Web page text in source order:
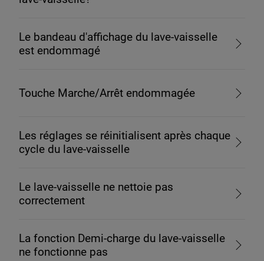
Le bandeau d'affichage du lave-vaisselle
est endommagé
Touche Marche/Arrêt endommagée
Les réglages se réinitialisent après chaque
cycle du lave-vaisselle
Le lave-vaisselle ne nettoie pas
correctement
La fonction Demi-charge du lave-vaisselle
ne fonctionne pas